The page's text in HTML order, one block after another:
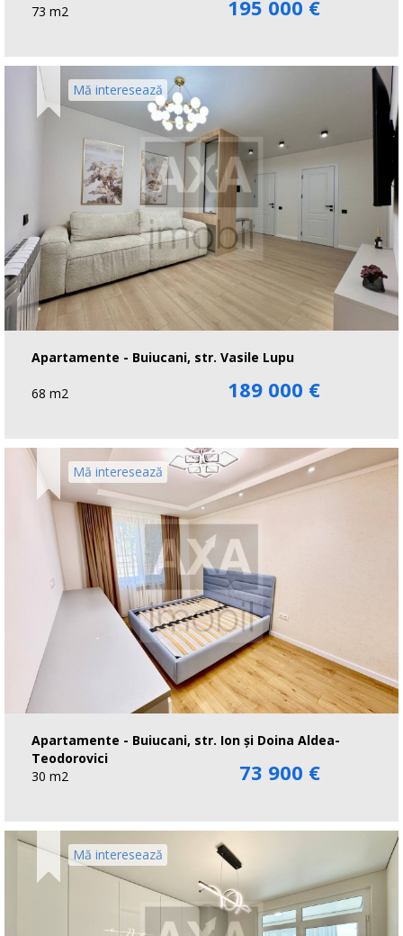
73 m2 195 000 €
Mă interesează
Apartamente - Buiucani, str. Vasile Lupu
68 m2 189 000 €
Mă interesează
Apartamente - Buiucani, str. Ion și Doina Aldea-
Teodorovici
30 m2
73 900 €
Mă interesează